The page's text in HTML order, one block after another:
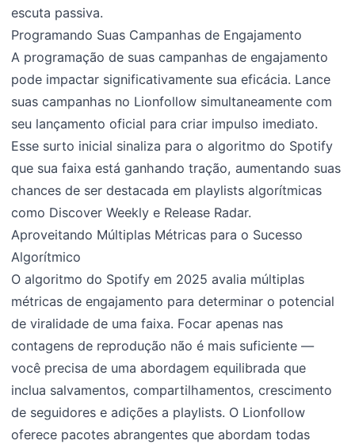
escuta passiva.
Programando Suas Campanhas de Engajamento
A programação de suas campanhas de engajamento
pode impactar significativamente sua eficácia. Lance
suas campanhas no Lionfollow simultaneamente com
seu lançamento oficial para criar impulso imediato.
Esse surto inicial sinaliza para o algoritmo do Spotify
que sua faixa está ganhando tração, aumentando suas
chances de ser destacada em playlists algorítmicas
como Discover Weekly e Release Radar.
Aproveitando Múltiplas Métricas para o Sucesso
Algorítmico
O algoritmo do Spotify em 2025 avalia múltiplas
métricas de engajamento para determinar o potencial
de viralidade de uma faixa. Focar apenas nas
contagens de reprodução não é mais suficiente —
você precisa de uma abordagem equilibrada que
inclua salvamentos, compartilhamentos, crescimento
de seguidores e adições a playlists. O Lionfollow
oferece pacotes abrangentes que abordam todas